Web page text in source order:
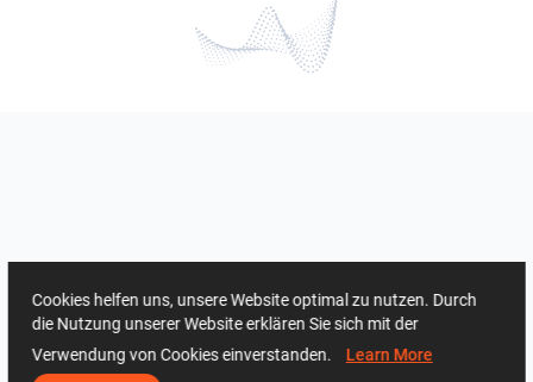
Cookies helfen uns, unsere Website optimal zu nutzen. Durch
die Nutzung unserer Website erklären Sie sich mit der
Verwendung von Cookies einverstanden. Learn More